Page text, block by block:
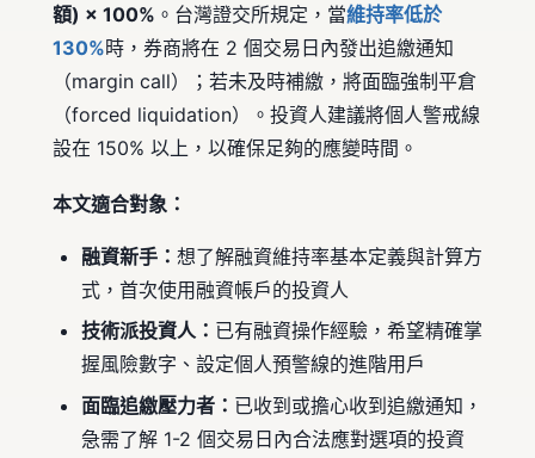
額) × 100% 。台灣證交所規定，當維持率低於
130%時，券商將在 2 個交易日內發出追繳通知
（margin call）；若未及時補繳，將面臨強制平倉
（forced liquidation）。投資人建議將個人警戒線
設在 150% 以上，以確保足夠的應變時間。
本文適合對象：
融資新手： 想了解融資維持率基本定義與計算方
式，首次使用融資帳戶的投資人
技術派投資人： 已有融資操作經驗，希望精確掌
握風險數字、設定個人預警線的進階用戶
面臨追繳壓力者： 已收到或擔心收到追繳通知，
急需了解 1-2 個交易日內合法應對選項的投資